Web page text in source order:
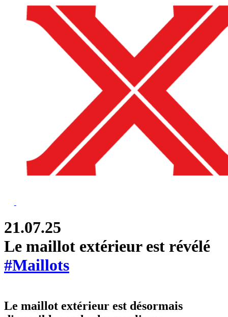
21.07.25
Le maillot extérieur est révélé
#Maillots
Le maillot extérieur est désormais